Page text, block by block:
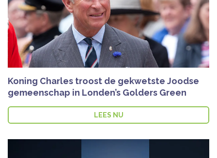
Koning Charles troost de gekwetste Joodse
gemeenschap in Londen’s Golders Green
LEES NU